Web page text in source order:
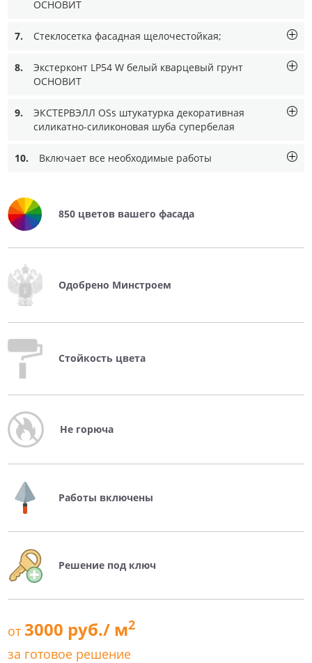
ОСНОВИТ
7. Стеклосетка фасадная щелочестойкая;
8.
Экстерконт LP54 W белый кварцевый грунт
ОСНОВИТ
9.
ЭКСТЕРВЭЛЛ ОSs штукатурка декоративная
силикатно-силиконовая шуба супербелая
10. Включает все необходимые работы
850 цветов вашего фасада
Одобрено Минстроем
Стойкость цвета
Не горюча
Работы включены
Решение под ключ
от 3000 руб./ м2
за готовое решение